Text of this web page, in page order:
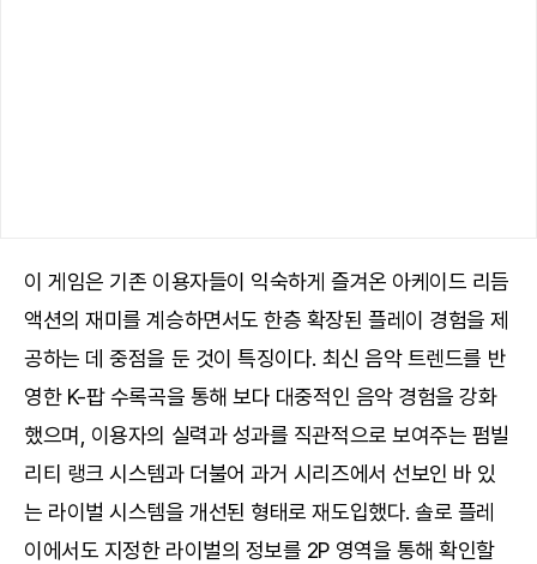
이 게임은 기존 이용자들이 익숙하게 즐겨온 아케이드 리듬
액션의 재미를 계승하면서도 한층 확장된 플레이 경험을 제
공하는 데 중점을 둔 것이 특징이다. 최신 음악 트렌드를 반
영한 K-팝 수록곡을 통해 보다 대중적인 음악 경험을 강화
했으며, 이용자의 실력과 성과를 직관적으로 보여주는 펌빌
리티 랭크 시스템과 더불어 과거 시리즈에서 선보인 바 있
는 라이벌 시스템을 개선된 형태로 재도입했다. 솔로 플레
이에서도 지정한 라이벌의 정보를 2P 영역을 통해 확인할